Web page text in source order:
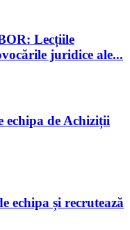
Lecțiile
juridice ale...
echipa de Achiziții
echipa și recrutează